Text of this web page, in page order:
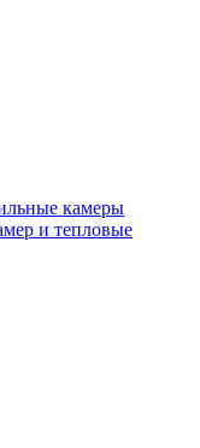
камеры
и тепловые